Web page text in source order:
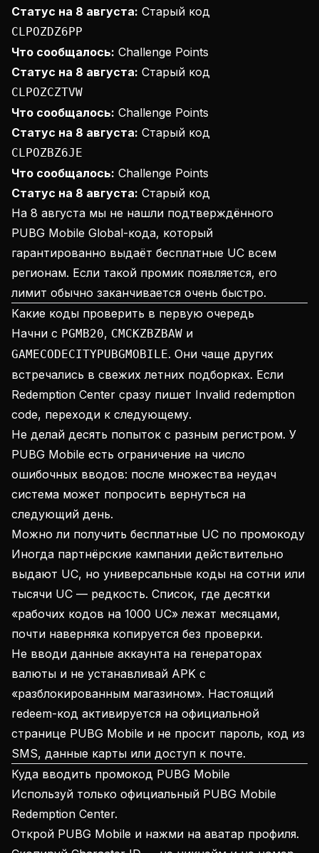
Статус на 8 августа: Старый код
CLPOZDZ6PP
Что сообщалось: Challenge Points
Статус на 8 августа: Старый код
CLPOZCZTVW
Что сообщалось: Challenge Points
Статус на 8 августа: Старый код
CLPOZBZ6JE
Что сообщалось: Challenge Points
Статус на 8 августа: Старый код
На 8 августа мы не нашли подтверждённого
PUBG Mobile Global-кода, который
гарантированно выдаёт бесплатные UC всем
регионам. Если такой промик появляется, его
лимит обычно заканчивается очень быстро.
Какие коды проверить в первую очередь
Начни с PGMB20, CMCKZBZBAW и
GAMECODECITYPUBGMOBILE. Они чаще других
встречались в свежих летних подборках. Если
Redemption Center сразу пишет Invalid redemption
code, переходи к следующему.
Не делай десять попыток с разным регистром. У
PUBG Mobile есть ограничение на число
ошибочных вводов: после множества неудач
система может попросить вернуться на
следующий день.
Можно ли получить бесплатные UC по промокоду
Иногда партнёрские кампании действительно
выдают UC, но универсальные коды на сотни или
тысячи UC — редкость. Список, где десятки
«рабочих кодов на 1000 UC» лежат месяцами,
почти наверняка копируется без проверки.
Не вводи данные аккаунта на генераторах
валюты и не устанавливай APK с
«разблокированным магазином». Настоящий
redeem-код активируется на официальной
странице PUBG Mobile и не просит пароль, код из
SMS, данные карты или доступ к почте.
Куда вводить промокод PUBG Mobile
Используй только официальный PUBG Mobile
Redemption Center.
Открой PUBG Mobile и нажми на аватар профиля.